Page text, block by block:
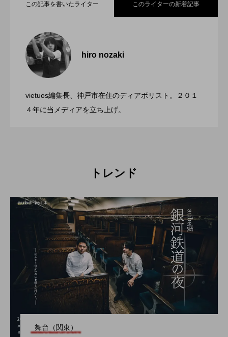
この記事を書いたライター このライターの新着記事
hiro nozaki
vietuos編集長、神戸市在住のディアボリスト。２０１
４年に当メディアを立ち上げ。
2022.06.21
2022.06.21
2022.06.21
催。運営スタッフも募集中。
トレンド
舞台（関東）